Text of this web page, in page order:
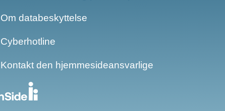
Om databeskyttelse​​
Cyberhotline
Kontakt den hjemmesideansvarlige